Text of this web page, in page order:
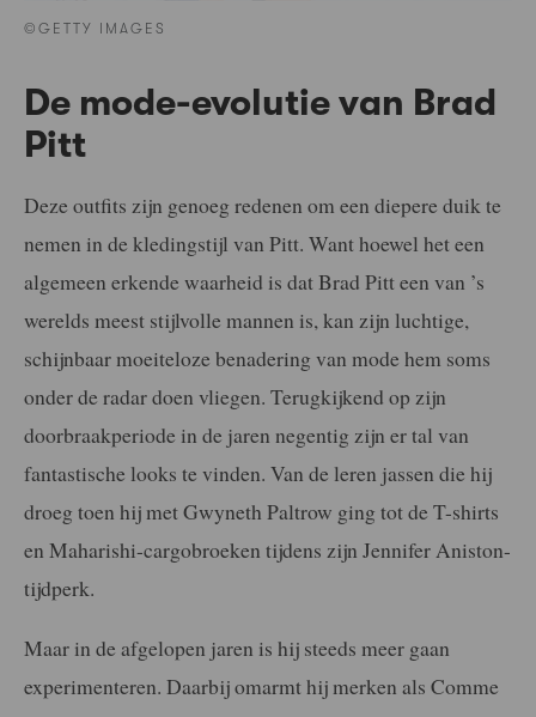
©GETTY IMAGES
De mode-evolutie van Brad
Pitt
Deze outfits zijn genoeg redenen om een diepere duik te
nemen in de kledingstijl van Pitt. Want hoewel het een
algemeen erkende waarheid is dat Brad Pitt een van ’s
werelds meest stijlvolle mannen is, kan zijn luchtige,
schijnbaar moeiteloze benadering van mode hem soms
onder de radar doen vliegen. Terugkijkend op zijn
doorbraakperiode in de jaren negentig zijn er tal van
fantastische looks te vinden. Van de leren jassen die hij
droeg toen hij met Gwyneth Paltrow ging tot de T-shirts
en Maharishi-cargobroeken tijdens zijn Jennifer Aniston-
tijdperk.
Maar in de afgelopen jaren is hij steeds meer gaan
experimenteren. Daarbij omarmt hij merken als Comme